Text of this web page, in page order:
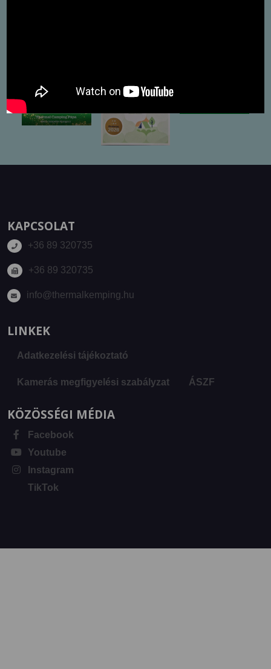
KAPCSOLAT
+36 89 320735
+36 89 320735
info@thermalkemping.hu
LINKEK
Adatkezelési tájékoztató
Kamerás megfigyelési szabályzat ÁSZF
KÖZÖSSÉGI MÉDIA
Facebook
Youtube
Instagram
TikTok